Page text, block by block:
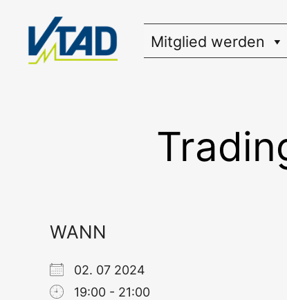
springen
Mitglied werden
WANN
02. 07 2024
19:00 - 21:00